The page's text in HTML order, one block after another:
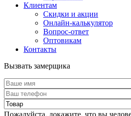
Клиентам
Скидки и акции
Онлайн-калькулятор
Вопрос-ответ
Оптовикам
Контакты
Вызвать замерщика
Пожалуйста, докажите, что вы